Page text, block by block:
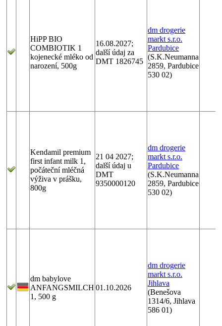
HiPP BIO
COMBIOTIK 1
kojenecké mléko od
narození, 500g
16.08.2027;
další údaj za
DMT 1826745
dm drogerie
markt s.r.o.
Pardubice
(S.K.Neumanna
2859, Pardubice
530 02)
Kendamil premium
first infant milk 1,
počáteční mléčná
výživa v prášku,
800g
21 04 2027;
další údaj u
DMT
9350000120
dm drogerie
markt s.r.o.
Pardubice
(S.K.Neumanna
2859, Pardubice
530 02)
dm babylove
ANFANGSMILCH
1, 500 g
01.10.2026
dm drogerie
markt s.r.o.
Jihlava
(Benešova
1314/6, Jihlava
586 01)